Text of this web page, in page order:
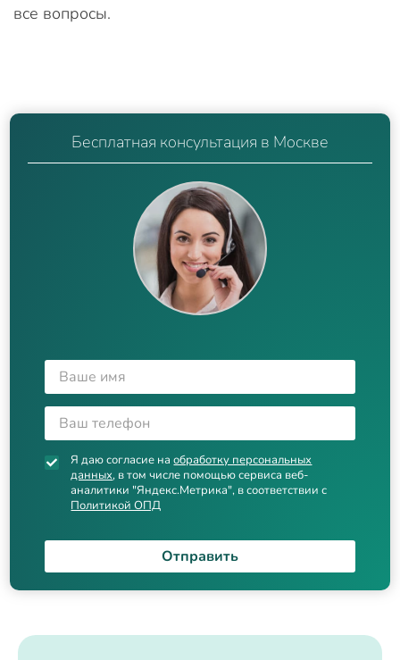
все вопросы.
Бесплатная консультация в Москве
Я даю согласие наобработку персональных
данных, в том числе помощью сервиса веб-
аналитики "Яндекс.Метрика", в соответствии с
Политикой ОПД
Отправить